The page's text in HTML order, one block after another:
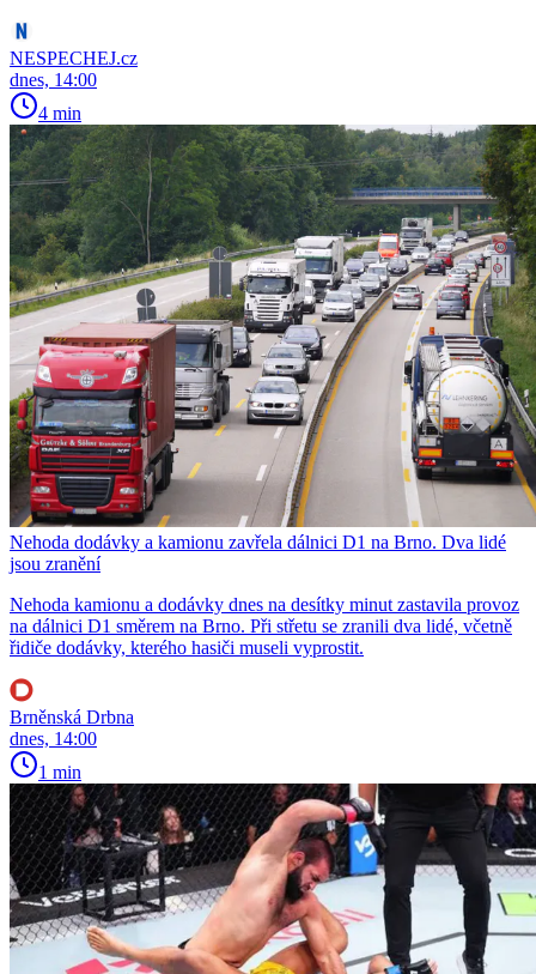
NESPECHEJ.cz
dnes, 14:00
4 min
Nehoda dodávky a kamionu zavřela dálnici D1 na Brno. Dva lidé
jsou zranění
Nehoda kamionu a dodávky dnes na desítky minut zastavila provoz
na dálnici D1 směrem na Brno. Při střetu se zranili dva lidé, včetně
řidiče dodávky, kterého hasiči museli vyprostit.
Brněnská Drbna
dnes, 14:00
1 min